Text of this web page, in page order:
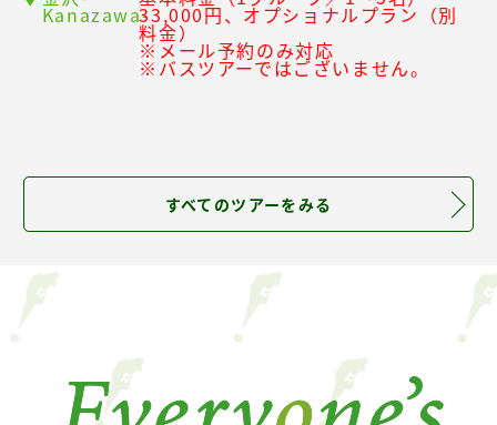
Kanazawa-33,000円、オプショナルプラン（別
料金）
※メール予約のみ対応
※バスツアーではございません。
すべてのツアーをみる